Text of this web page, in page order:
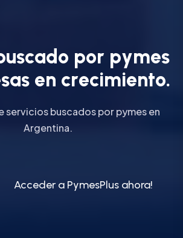
uscado por pymes
sas en crecimiento.
servicios buscados por pymes en
Argentina.
Acceder a PymesPlus ahora!